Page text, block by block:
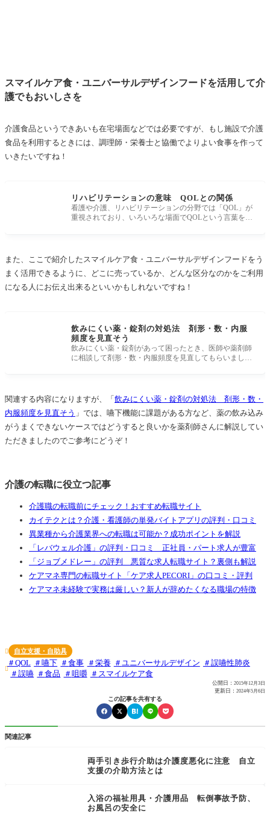
スマイルケア食・ユニバーサルデザインフードを活用して介
護でもおいしさを
介護食品というできあいも在宅場面などでは必要ですが、もし施設で介護
食品を利用するときには、調理師・栄養士と協働でよりよい食事を作って
いきたいですね！
リハビリテーションの意味 QOLとの関係
看護や介護、リハビリテーションの分野では「QOL」が
重視されており、いろいろな場面でQOLという言葉を聞
また、ここで紹介したスマイルケア食・ユニバーサルデザインフードをう
まく活用できるように、どこに売っているか、どんな区分なのかをご利用
になる人にお伝え出来るといいかもしれないですね！
飲みにくい薬・錠剤の対処法 剤形・数・内服
頻度を見直そう
飲みにくい薬・錠剤があって困ったとき、医師や薬剤師
に相談して剤形・数・内服頻度を見直してもらいましょ
関連する内容になりますが、「 飲みにくい薬・錠剤の対処法 剤形・数・
内服頻度を見直そう 」では、嚥下機能に課題がある方など、薬の飲み込み
がうまくできないケースではどうすると良いかを薬剤師さんに解説してい
ただきましたのでご参考にどうぞ！
介護の転職に役立つ記事
介護職の転職前にチェック！おすすめ転職サイト
カイテクとは？介護・看護師の単発バイトアプリの評判・口コミ
異業種から介護業界への転職は可能か？成功ポイントを解説
「レバウェル介護」の評判・口コミ 正社員・パート求人が豊富
「ジョブメドレー」の評判 悪質な求人転職サイト？裏側も解説
ケアマネ専門の転職サイト「ケア求人PECORI」の口コミ・評判
ケアマネ未経験で実務は厳しい？新人が辞めたくなる職場の特徴
 自立支援・自助具

QOL 嚥下 食事 栄養 ユニバーサルデザイン
誤嚥性肺炎
誤嚥
食品 咀嚼 スマイルケア食
公開日： 2015年12月3日
更新日： 2024年5月6日
この記事を共有する
関連記事
両手引き歩行介助は介護度悪化に注意 自立
支援の介助方法とは
入浴の福祉用具・介護用品 転倒事故予防、
お風呂の安全に